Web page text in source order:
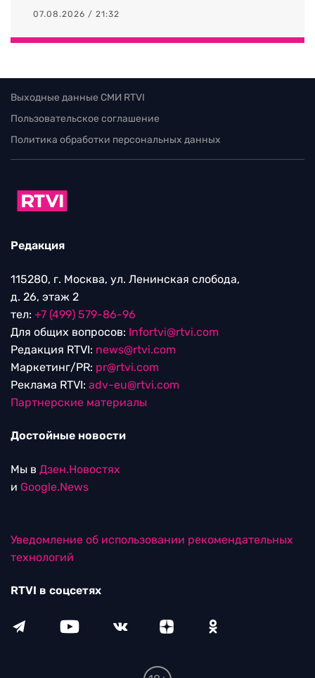
07.08.2026 / 21:32
Выходные данные СМИ RTVI
Пользовательское соглашение
Политика обработки персональных данных
Редакция
115280, г. Москва, ул. Ленинская слобода,
д. 26, этаж 2
тел: +7 (499) 579-86-96
Для общих вопросов: Infortvi@rtvi.com
Редакция RTVI: news@rtvi.com
Маркетинг/PR: pr@rtvi.com
Реклама RTVI: adv-eu@rtvi.com
Партнерские материалы
Достойные новости
Мы в Дзен.Новостях
и Google.News
Уведомление об использовании рекомендательных
технологий
RTVI в соцсетях